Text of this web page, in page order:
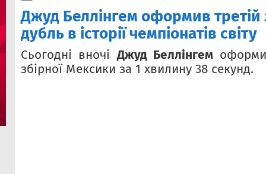
Джуд Беллінгем оформив третій
дубль в історії чемпіонатів світу
Сьогодні вночіДжуд Беллінгем
збірної Мексики за 1 хвилину 38 секунд.